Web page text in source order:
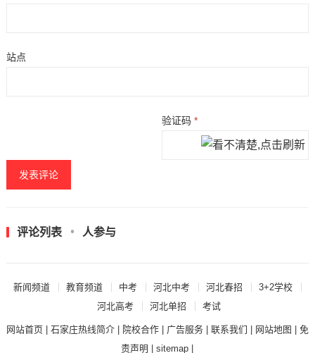
站点
验证码*
评论列表 人参与
新闻频道 教育频道 中考 河北中考 河北春招
3+2学校
河北高考
河北单招 考试
网站首页| 石家庄热线简介| 院校合作| 广告服务| 联系我们 网站地图
免
责声明
|sitemap